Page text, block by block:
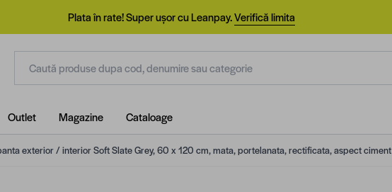
Plata în rate! Super ușor cu Leanpay.Verifică limita
Outlet Magazine Cataloage
exterior / interior Soft Slate Grey, 60 x 120 cm, mata, portelanata, rectificata, aspect ciment